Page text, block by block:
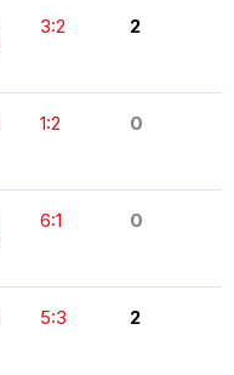
3:2 2
1:2 0
6:1 0
5:3 2